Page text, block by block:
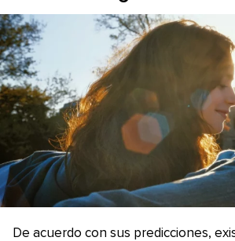
De acuerdo con sus predicciones,